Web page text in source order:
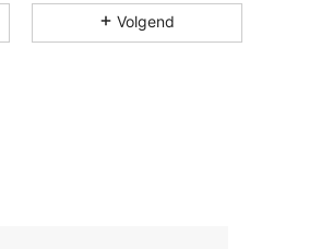
Volgend